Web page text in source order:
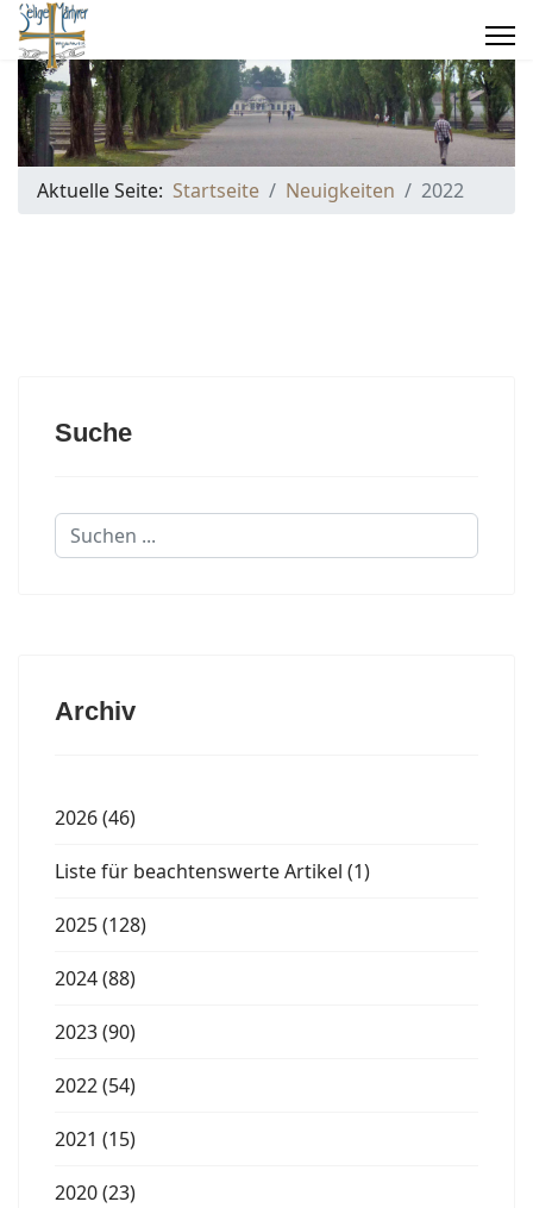
Aktuelle Seite: Startseite Neuigkeiten 2022
Suche
Suchen
...
Archiv
2026 (46)
Liste für beachtenswerte Artikel (1)
2025 (128)
2024 (88)
2023 (90)
2022 (54)
2021 (15)
2020 (23)